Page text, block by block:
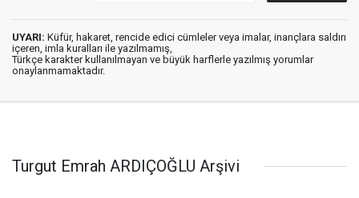
UYARI: Küfür, hakaret, rencide edici cümleler veya imalar, inançlara saldırı
içeren, imla kuralları ile yazılmamış,
Türkçe karakter kullanılmayan ve büyük harflerle yazılmış yorumlar
onaylanmamaktadır.
Turgut Emrah ARDIÇOĞLU Arşivi